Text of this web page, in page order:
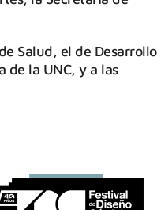
Salud, el de Desarrollo
de la UNC, y a las